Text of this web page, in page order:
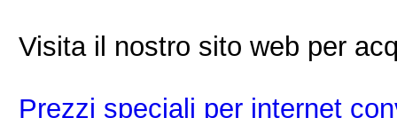
Visita il nostro sito web per
Prezzi speciali per internet